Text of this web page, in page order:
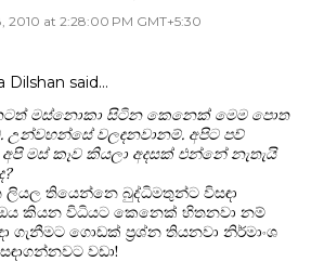
2010 at 2:28:00 PM GMT+5:30
Dilshan said…
මස්නොකා සිටින කෙනෙක් මෙම පොත
උන්වහන්සේ වලඳනවානම්. අපිට පව්
මස් කෑව කියලා අදසක් එන්නේ නැතැයි
තියෙන්නෙ බුද්ධිමතුන්ට විසඳා
ඔය කියන විධියට කෙනෙක් හිතනවා නම්
ගැනීමට ගොඩක් ප්‍රශ්න තියනවා නිර්මාංශ
වඩා!